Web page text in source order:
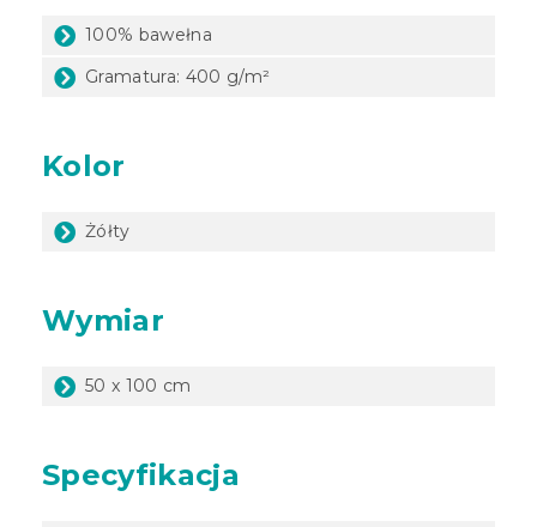
100% bawełna
Gramatura: 400 g/m²
Kolor
Żółty
Wymiar
50 x 100 cm
Specyfikacja